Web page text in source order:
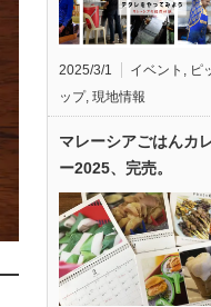
2025/3/1 イベント , ピ
ップ, 現地情報
マレーシアごはんカ
ー2025、完売。